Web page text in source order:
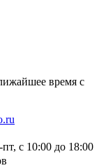
время с
с 10:00 до 18:00